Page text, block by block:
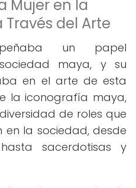
Mujer en la
del Arte
un papel
maya, y su
en el arte de esta
la iconografía maya,
de roles que
en la sociedad, desde
sacerdotisas y